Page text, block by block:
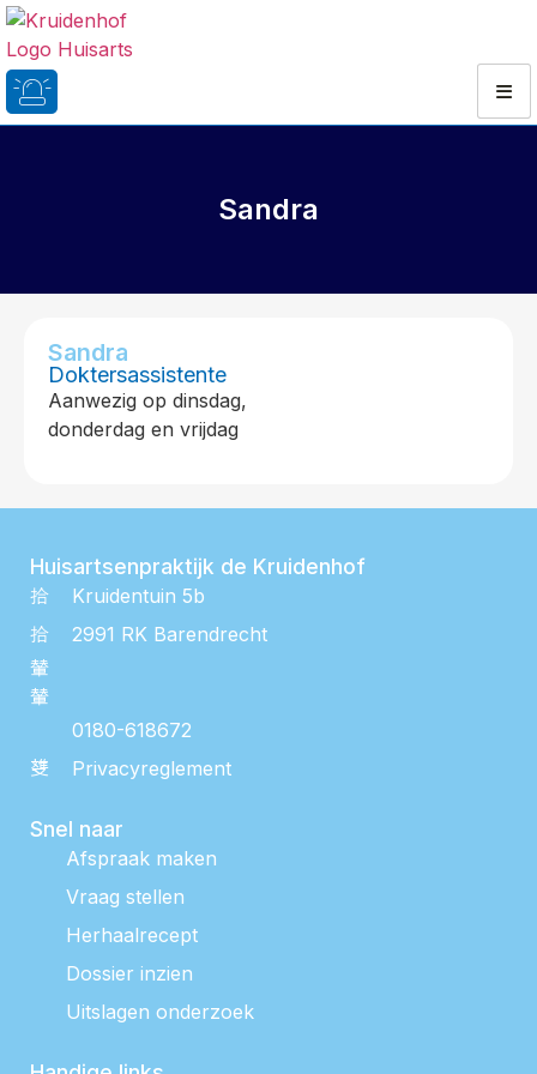
Sandra
Sandra
Doktersassistente
Aanwezig op dinsdag,
donderdag en vrijdag
Huisartsenpraktijk de Kruidenhof
Kruidentuin 5b
2991 RK Barendrecht
0180-618672
Privacyreglement
Snel naar
Afspraak maken
Vraag stellen
Herhaalrecept
Dossier inzien
Uitslagen onderzoek